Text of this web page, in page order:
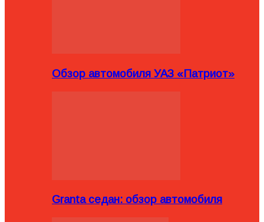
Обзор автомобиля УАЗ «Патриот»
Granta седан: обзор автомобиля